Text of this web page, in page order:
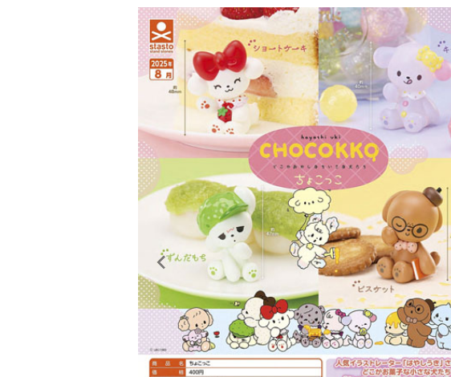
入荷スケジュールをチェック
カプセルトイマシン本体
販促用空カプセル
販促用カプセルトイ